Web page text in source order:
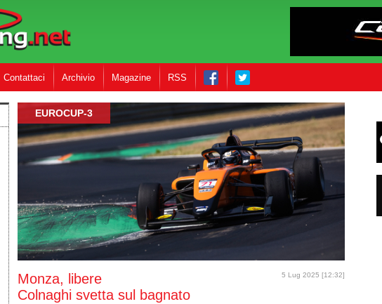
Contattaci Archivio Magazine RSS
EUROCUP-3
5 Lug 2025 [12:32]
Monza, libere
Colnaghi svetta sul bagnato